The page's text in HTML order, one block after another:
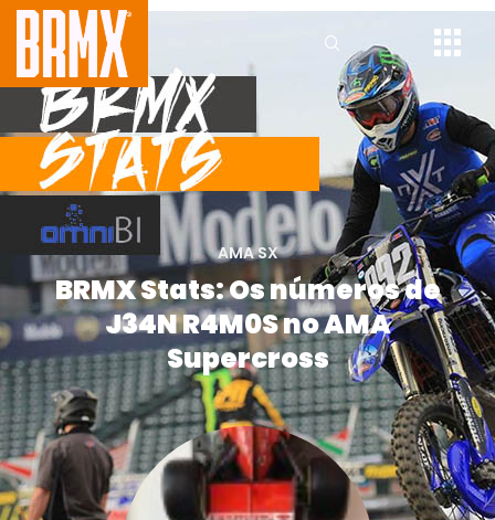
AMA SX
BRMX Stats: Os números de
J34N R4M0S no AMA
Supercross